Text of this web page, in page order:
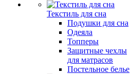
Текстиль для сна
Подушки для сна
Одеяла
Топперы
Защитные чехлы
для матрасов
Постельное белье